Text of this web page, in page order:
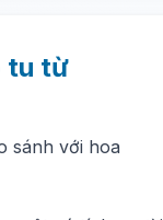
tu từ
sánh với hoa